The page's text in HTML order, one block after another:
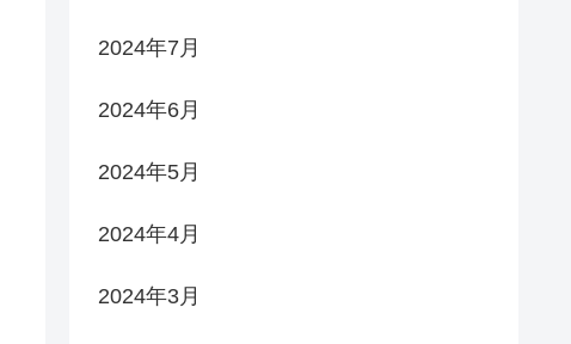
2024年7月
2024年6月
2024年5月
2024年4月
2024年3月